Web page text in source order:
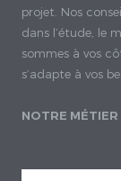
projet. Nos
dans l’étude, le
sommes à vos
s’adapte à vos
NOTRE